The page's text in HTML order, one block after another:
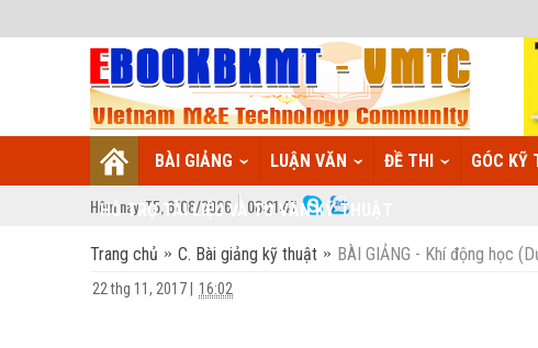
BÀI GIẢNG LUẬN VĂN ĐỀ THI GÓC KỸ
HỖ TRỢ TÀI LIỆU VÀ TƯ VẤN KỸ THUẬT
Hôm nay: T5, 6/08/2026 08:21:48
Trang chủ C. Bài giảng kỹ thuật BÀI GIẢNG - Khí động học
22 thg 11, 2017 16:02